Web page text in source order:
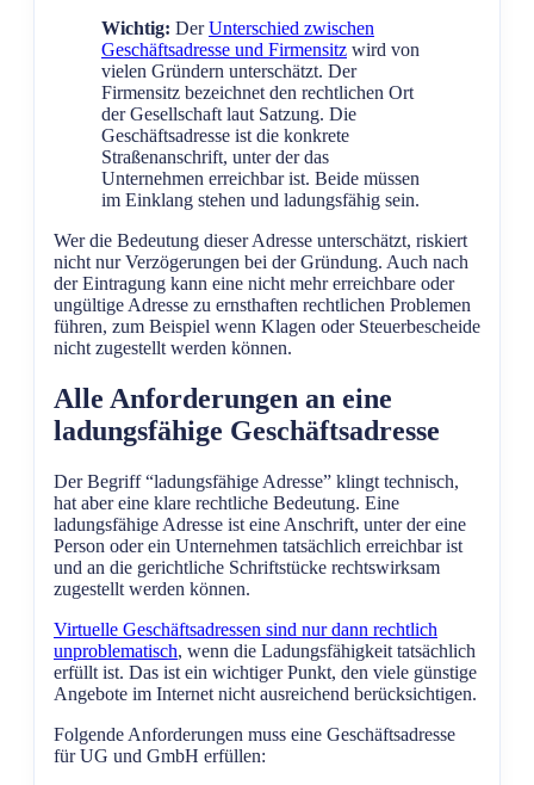
Wichtig: DerUnterschied zwischen
Geschäftsadresse und Firmensitz wird von
vielen Gründern unterschätzt. Der
Firmensitz bezeichnet den rechtlichen Ort
der Gesellschaft laut Satzung. Die
Geschäftsadresse ist die konkrete
Straßenanschrift, unter der das
Unternehmen erreichbar ist. Beide müssen
im Einklang stehen und ladungsfähig sein.
Wer die Bedeutung dieser Adresse unterschätzt, riskiert
nicht nur Verzögerungen bei der Gründung. Auch nach
der Eintragung kann eine nicht mehr erreichbare oder
ungültige Adresse zu ernsthaften rechtlichen Problemen
führen, zum Beispiel wenn Klagen oder Steuerbescheide
nicht zugestellt werden können.
Alle Anforderungen an eine
ladungsfähige Geschäftsadresse
Der Begriff “ladungsfähige Adresse” klingt technisch,
hat aber eine klare rechtliche Bedeutung. Eine
ladungsfähige Adresse ist eine Anschrift, unter der eine
Person oder ein Unternehmen tatsächlich erreichbar ist
und an die gerichtliche Schriftstücke rechtswirksam
zugestellt werden können.
Virtuelle Geschäftsadressen sind nur dann rechtlich
unproblematisch, wenn die Ladungsfähigkeit tatsächlich
erfüllt ist. Das ist ein wichtiger Punkt, den viele günstige
Angebote im Internet nicht ausreichend berücksichtigen.
Folgende Anforderungen muss eine Geschäftsadresse
für UG und GmbH erfüllen: